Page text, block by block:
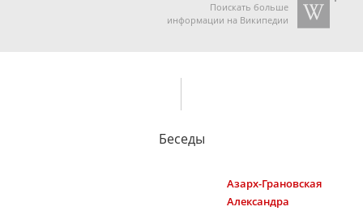
Поискать больше
информации на Википедии
Беседы
Азарх-Грановская
Александра